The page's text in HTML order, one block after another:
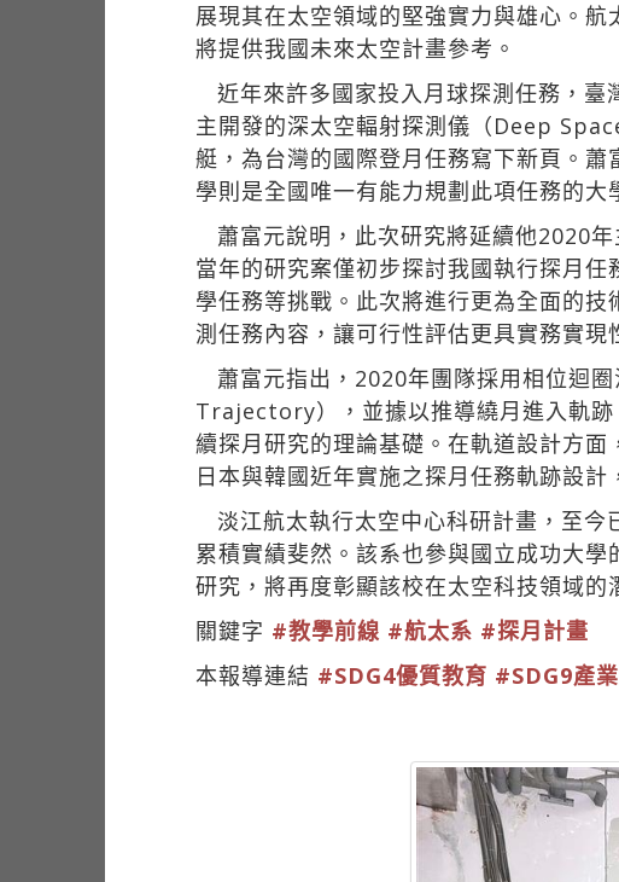
展現其在太空領域的堅強實力與雄心。
將提供我國未來太空計畫參考。
近年來許多國家投入月球探測任務，
主開發的深太空輻射探測儀（Deep
艇，為台灣的國際登月任務寫下新頁。
學則是全國唯一有能力規劃此項任務的大
蕭富元說明，此次研究將延續他2020
當年的研究案僅初步探討我國執行探月
學任務等挑戰。此次將進行更為全面的
測任務內容，讓可行性評估更具實務實現
蕭富元指出，2020年團隊採用相位
Trajectory），並據以推導繞月進入軌
續探月研究的理論基礎。在軌道設計方
日本與韓國近年實施之探月任務軌跡設計
淡江航太執行太空中心科研計畫，至今
累積實績斐然。該系也參與國立成功大
研究，將再度彰顯該校在太空科技領域的
關鍵字 #教學前線 #航太系 #探月計畫
本報導連結 #SDG4優質教育 #SDG9產